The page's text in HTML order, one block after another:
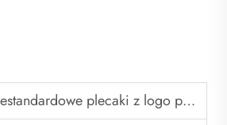
plecaki z logo pomagają firmom wzmocnić świadomość marki